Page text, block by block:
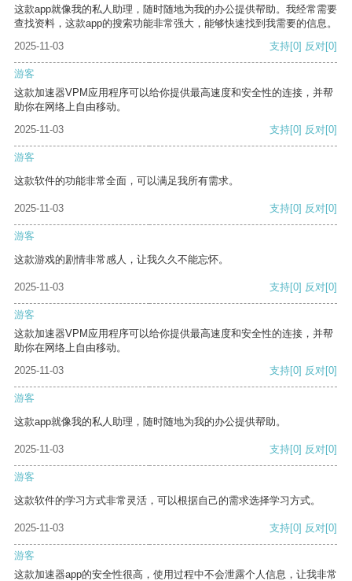
这款app就像我的私人助理，随时随地为我的办公提供帮助。我经常需要
查找资料，这款app的搜索功能非常强大，能够快速找到我需要的信息。
2025-11-03
支持[0] 反对[0]
游客
这款加速器VPM应用程序可以给你提供最高速度和安全性的连接，并帮
助你在网络上自由移动。
2025-11-03
支持[0] 反对[0]
游客
这款软件的功能非常全面，可以满足我所有需求。
2025-11-03 支持[0] 反对[0]
游客
这款游戏的剧情非常感人，让我久久不能忘怀。
2025-11-03 支持[0] 反对[0]
游客
这款加速器VPM应用程序可以给你提供最高速度和安全性的连接，并帮
助你在网络上自由移动。
2025-11-03
支持[0] 反对[0]
游客
这款app就像我的私人助理，随时随地为我的办公提供帮助。
2025-11-03 支持[0] 反对[0]
游客
这款软件的学习方式非常灵活，可以根据自己的需求选择学习方式。
2025-11-03 支持[0] 反对[0]
游客
这款加速器app的安全性很高，使用过程中不会泄露个人信息，让我非常